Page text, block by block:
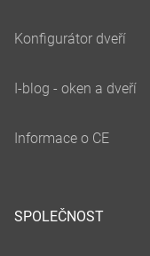
SPOLEČNOST